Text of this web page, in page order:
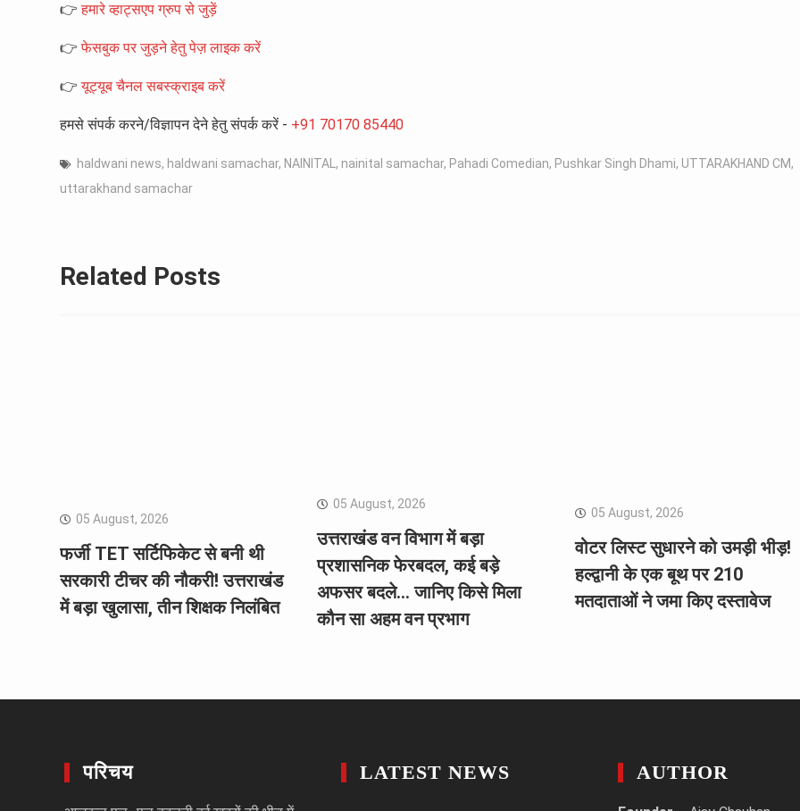
👉हमारे व्हाट्सएप ग्रुप से जुड़ें
👉फेसबुक पर जुड़ने हेतु पेज़ लाइक करें
👉यूट्यूब चैनल सबस्क्राइब करें
हमसे संपर्क करने/विज्ञापन देने हेतु संपर्क करें - +91 70170 85440
haldwani news, haldwani samachar, NAINITAL, nainital samachar, Pahadi Comedian, Pushkar Singh Dhami, UTTARAKHAND CM,
uttarakhand samachar
Related Posts
05 August, 2026
फर्जी TET सर्टिफिकेट से बनी थी
सरकारी टीचर की नौकरी! उत्तराखंड
में बड़ा खुलासा, तीन शिक्षक निलंबित
05 August, 2026
उत्तराखंड वन विभाग में बड़ा
प्रशासनिक फेरबदल, कई बड़े
अफसर बदले… जानिए किसे मिला
कौन सा अहम वन प्रभाग
05 August, 2026
वोटर लिस्ट सुधारने को उमड़ी भीड़!
हल्द्वानी के एक बूथ पर 210
मतदाताओं ने जमा किए दस्तावेज
परिचय LATEST NEWS AUTHOR